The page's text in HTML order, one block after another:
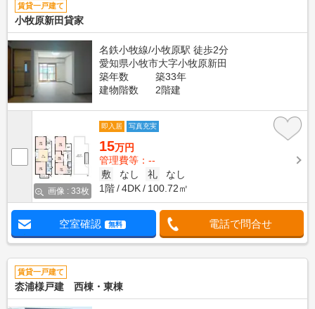
賃貸一戸建て
小牧原新田貸家
名鉄小牧線/小牧原駅 徒歩2分
愛知県小牧市大字小牧原新田
築年数
築33年
建物階数
2階建
画像 : 33枚
即入居 写真充実
15万円
管理費等：--
敷
なし 礼
なし
1階
4DK 100.72㎡
空室確認 無料 電話で問合せ
賃貸一戸建て
枩浦様戸建 西棟・東棟